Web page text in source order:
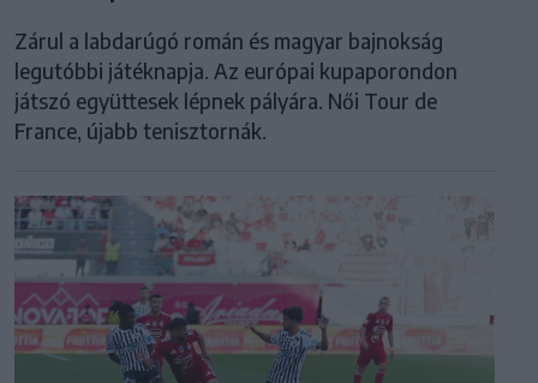
Zárul a labdarúgó román és magyar bajnokság
legutóbbi játéknapja. Az európai kupaporondon
játszó együttesek lépnek pályára. Női Tour de
France, újabb tenisztornák.